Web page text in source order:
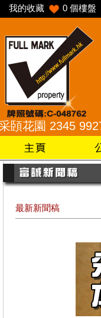
我的收藏 0 個樓盤
2345 9927 /樂
最新新聞稿